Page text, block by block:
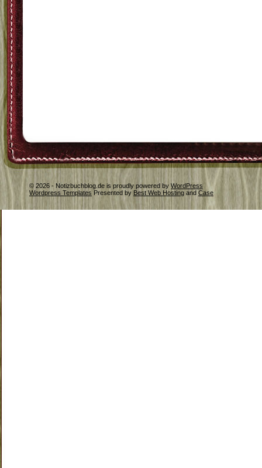
© 2026 - Notizbuchblog.de is proudly powered by WordPress
Wordpress Templates Presented by Best Web Hosting and Case